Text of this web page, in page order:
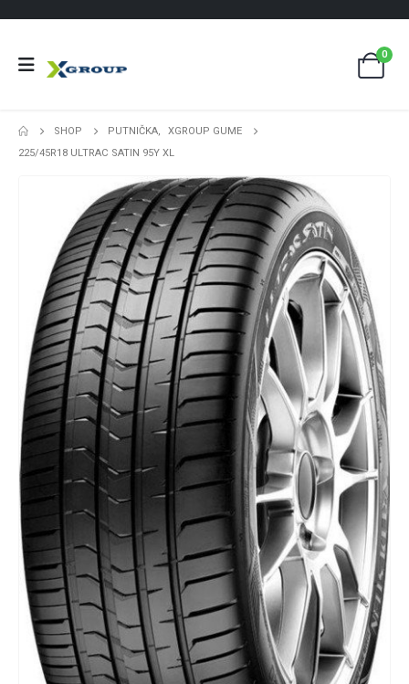
0
SHOP PUTNIČKA,
XGROUP GUME
225/45R18 ULTRAC SATIN 95Y XL